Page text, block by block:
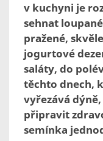
v kuchyni je
sehnat
pražené,
jogurtové
saláty, do
těchto dnech,
vyřezává
připravit
semínka